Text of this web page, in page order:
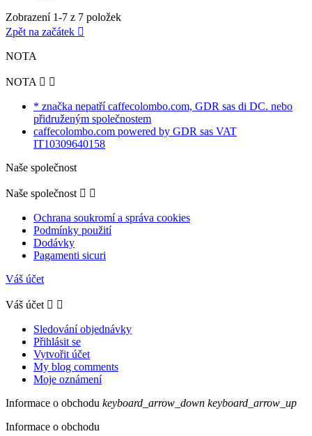
Zobrazení 1-7 z 7 položek
Zpět na začátek 
NOTA
NOTA  
* značka nepatří caffecolombo.com, GDR sas di DC. nebo
přidruženým společnostem
caffecolombo.com powered by GDR sas VAT
IT10309640158
Naše společnost
Naše společnost  
Ochrana soukromí a správa cookies
Podmínky použití
Dodávky
Pagamenti sicuri
Váš účet
Váš účet  
Sledování objednávky
Přihlásit se
Vytvořit účet
My blog comments
Moje oznámení
Informace o obchodu keyboard_arrow_down keyboard_arrow_up
Informace o obchodu